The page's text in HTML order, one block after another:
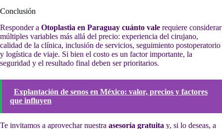
Conclusión
Responder a Otoplastia en Paraguay cuánto vale requiere considerar
múltiples variables más allá del precio: experiencia del cirujano,
calidad de la clínica, inclusión de servicios, seguimiento postoperatorio
y logística de viaje. Si bien el costo es un factor importante, la
seguridad y el resultado final deben ser prioritarios.
Explantación de senos en México: valor, precios y factores
que influyen
Te invitamos a aprovechar nuestra asesoría gratuita y, si lo deseas, a